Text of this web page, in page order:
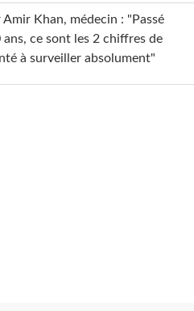
Amir Khan, médecin : "Passé
ans, ce sont les 2 chiffres de
à surveiller absolument"